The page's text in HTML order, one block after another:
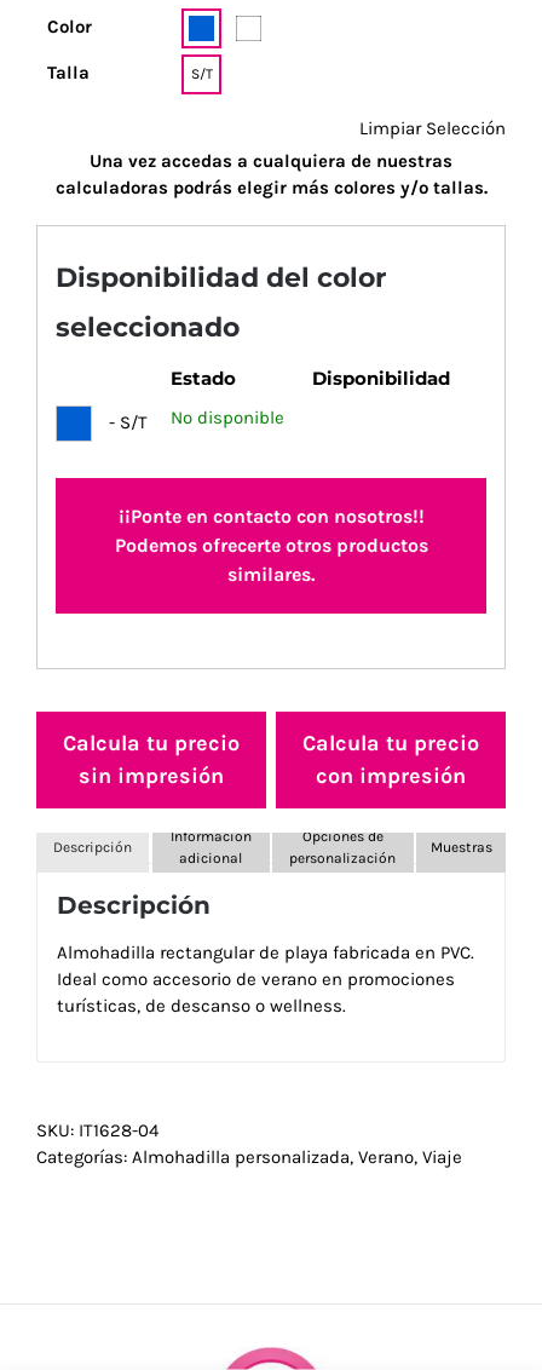
Color
Talla S/T
Limpiar Selección
Una vez accedas a cualquiera de nuestras
calculadoras podrás elegir más colores y/o tallas.
Disponibilidad del color
seleccionado
Estado Disponibilidad
- S/T No disponible
¡¡Ponte en contacto con nosotros!!
Podemos ofrecerte otros productos
similares.
Calcula tu precio
sin impresión
Calcula tu precio
con impresión
Descripción
Información
adicional
Opciones de
personalización
Muestras
Descripción
Almohadilla rectangular de playa fabricada en PVC.
Ideal como accesorio de verano en promociones
turísticas, de descanso o wellness.
SKU: IT1628-04
Categorías: Almohadilla personalizada, Verano, Viaje